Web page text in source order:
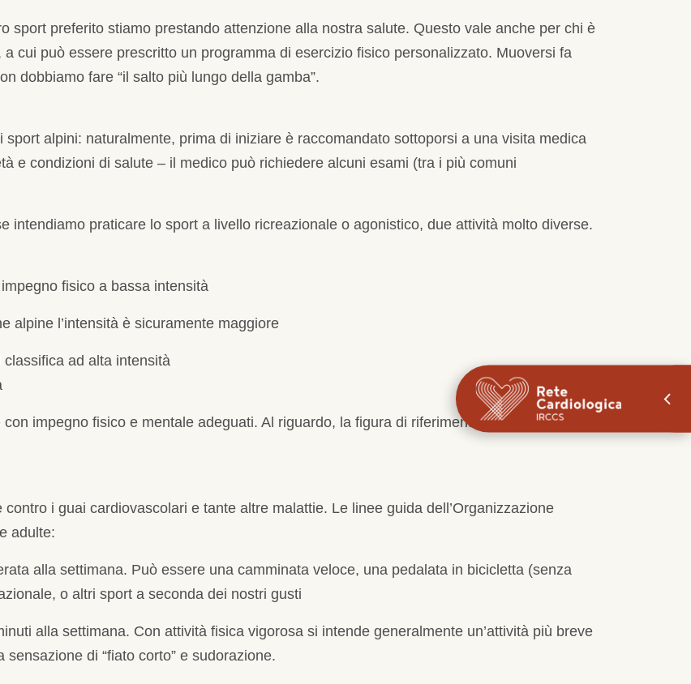
sport preferito stiamo prestando attenzione alla nostra salute. Questo vale anche per chi è
cui può essere prescritto un programma di esercizio fisico personalizzato. Muoversi fa
dobbiamo fare “il salto più lungo della gamba”.
alpini: naturalmente, prima di iniziare è raccomandato sottoporsi a una visita medica
e condizioni di salute – il medico può richiedere alcuni esami (tra i più comuni
intendiamo praticare lo sport a livello ricreazionale o agonistico, due attività molto diverse.
fisico a bassa intensità
alpine l’intensità è sicuramente maggiore
classifica ad alta intensità
impegno fisico e mentale adeguati. Al riguardo, la figura di riferimento che può
i guai cardiovascolari e tante altre malattie. Le linee guida dell’Organizzazione
adulte:
alla settimana. Può essere una camminata veloce, una pedalata in bicicletta (senza
o altri sport a seconda dei nostri gusti
alla settimana. Con attività fisica vigorosa si intende generalmente un’attività più breve
di “fiato corto” e sudorazione.